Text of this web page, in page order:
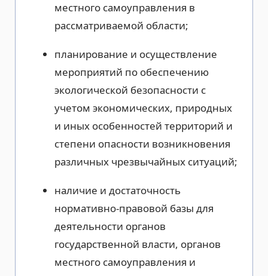
местного самоуправления в
рассматриваемой области;
планирование и осуществление
мероприятий по обеспечению
экологической безопасности с
учетом экономических, природных
и иных особенностей территорий и
степени опасности возникновения
различных чрезвычайных ситуаций;
наличие и достаточность
нормативно-правовой базы для
деятельности органов
государственной власти, органов
местного самоуправления и